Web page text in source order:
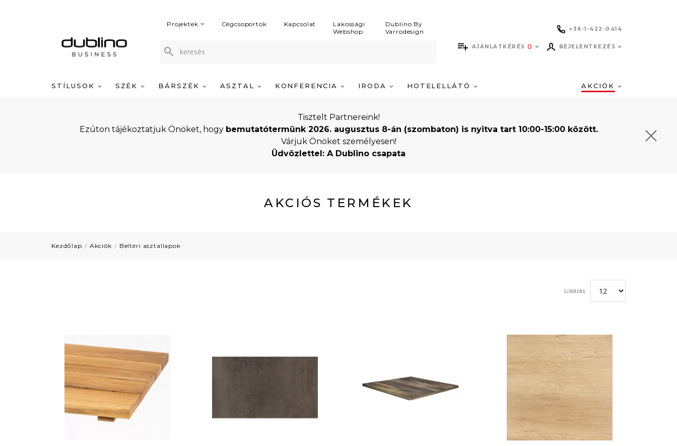
Projektek Cégcsoportok Kapcsolat
Lakossági
Webshop
Dublino By
Varrodesign
+36-1-422-0414
AJÁNLATKÉRÉS 0 BEJELENTKEZÉS
STÍLUSOK SZÉK BÁRSZÉK ASZTAL KONFERENCIA IRODA HOTELELLÁTÓ AKCIÓK
Tisztelt Partnereink!
Ezúton tájékoztatjuk Önöket, hogy bemutatótermünk 2026. augusztus 8-án (szombaton) is nyitva tart 10:00-15:00 között.
Várjuk Önöket személyesen!
Üdvözlettel: A Dublino csapata
AKCIÓS TERMÉKEK
Kezdőlap Akciók Beltéri asztallapok
Listázás: